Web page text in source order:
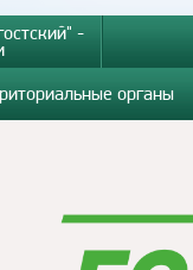
-
органы